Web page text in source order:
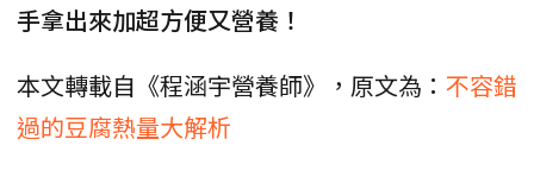
手拿出來加超方便又營養！
本文轉載自《程涵宇營養師》，原文為： 不容錯
過的豆腐熱量大解析